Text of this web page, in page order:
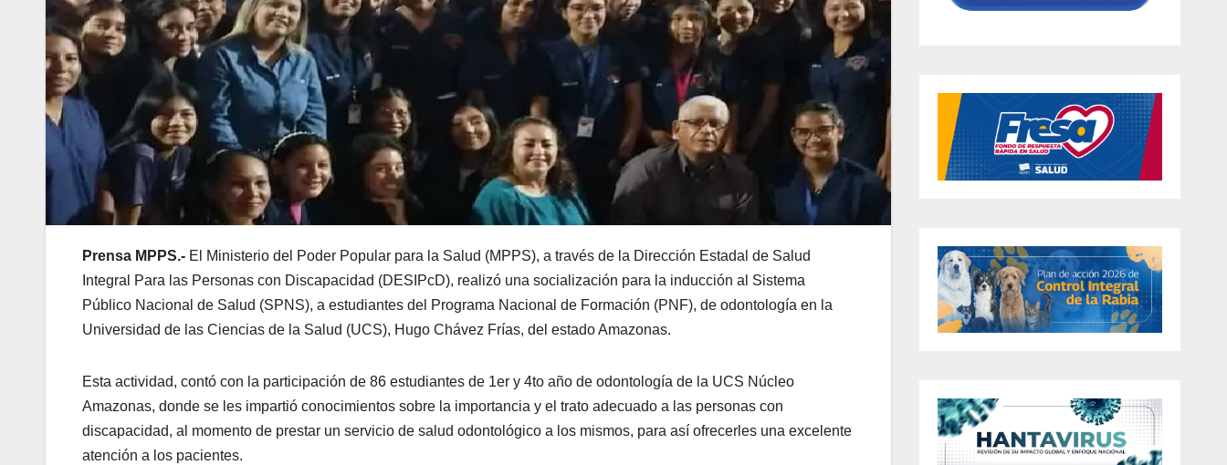
Prensa MPPS.- El Ministerio del Poder Popular para la Salud (MPPS), a través de la Dirección Estadal de Salud
Integral Para las Personas con Discapacidad (DESIPcD), realizó una socialización para la inducción al Sistema
Público Nacional de Salud (SPNS), a estudiantes del Programa Nacional de Formación (PNF), de odontología en la
Universidad de las Ciencias de la Salud (UCS), Hugo Chávez Frías, del estado Amazonas.
Esta actividad, contó con la participación de 86 estudiantes de 1er y 4to año de odontología de la UCS Núcleo
Amazonas, donde se les impartió conocimientos sobre la importancia y el trato adecuado a las personas con
discapacidad, al momento de prestar un servicio de salud odontológico a los mismos, para así ofrecerles una excelente
atención a los pacientes.